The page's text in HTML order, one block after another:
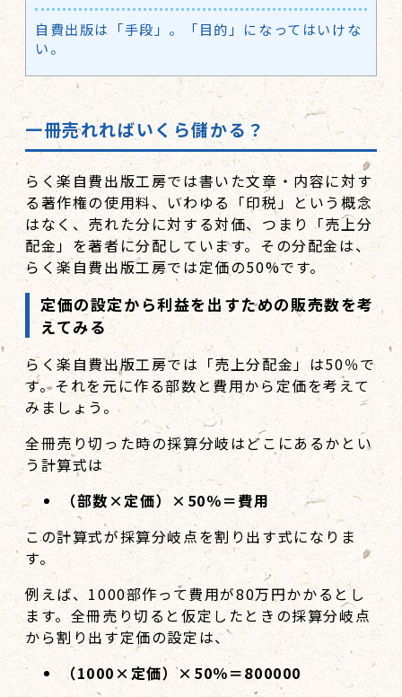
自費出版は「手段」。「目的」になってはいけな
い。
一冊売れればいくら儲かる？
らく楽自費出版工房では書いた文章・内容に対す
る著作権の使用料、いわゆる「印税」という概念
はなく、売れた分に対する対価、つまり「売上分
配金」を著者に分配しています。その分配金は、
らく楽自費出版工房では定価の50%です。
定価の設定から利益を出すための販売数を考
えてみる
らく楽自費出版工房では「売上分配金」は50％で
す。それを元に作る部数と費用から定価を考えて
みましょう。
全冊売り切った時の採算分岐はどこにあるかとい
う計算式は
（部数×定価）×50％＝費用
この計算式が採算分岐点を割り出す式になりま
す。
例えば、1000部作って費用が80万円かかるとし
ます。全冊売り切ると仮定したときの採算分岐点
から割り出す定価の設定は、
（1000×定価）×50％＝800000